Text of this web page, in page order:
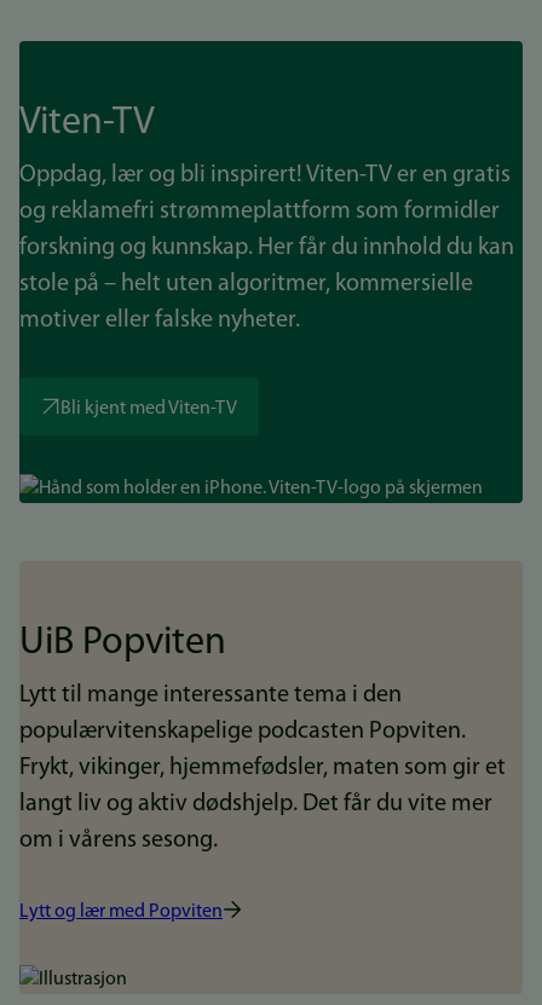
Viten-TV
Oppdag, lær og bli inspirert! Viten-TV er en gratis
og reklamefri strømmeplattform som formidler
forskning og kunnskap. Her får du innhold du kan
stole på – helt uten algoritmer, kommersielle
motiver eller falske nyheter.
Bli kjent med Viten-TV
Bilde
UiB Popviten
Lytt til mange interessante tema i den
populærvitenskapelige podcasten Popviten.
Frykt, vikinger, hjemmefødsler, maten som gir et
langt liv og aktiv dødshjelp. Det får du vite mer
om i vårens sesong.
Lytt og lær med Popviten
Bilde